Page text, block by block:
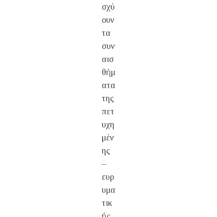
σχύ
ουν
τα
συν
αισ
θήμ
ατα
της
πετ
υχη
μέν
ης
–
ευρ
υμα
τικ